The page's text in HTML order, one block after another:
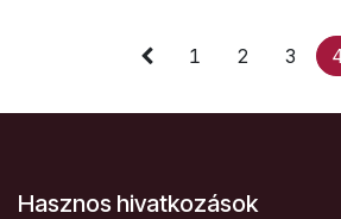
1 2 3
Hasznos hivatkozások